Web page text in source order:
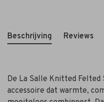
Beschrijving Reviews
De La Salle Knitted Felted
accessoire dat warmte,